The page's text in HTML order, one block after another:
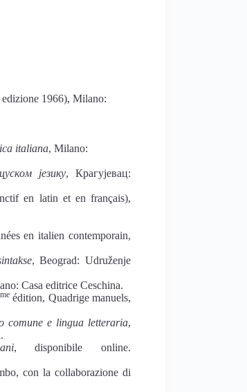
edizione 1966), Milano:
italiana, Milano:
језику, Крагујевац:
en latin et en français),
en italien contemporain,
, Beograd: Udruženje
Casa editrice Ceschina.
édition, Quadrige manuels,
comune e lingua letteraria,
, disponibile online.
con la collaborazione di